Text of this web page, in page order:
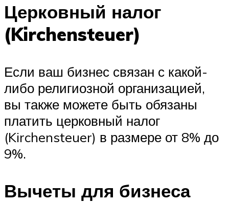
Церковный налог
(Kirchensteuer)
Если ваш бизнес связан с какой-
либо религиозной организацией,
вы также можете быть обязаны
платить церковный налог
(Kirchensteuer) в размере от 8% до
9%.
Вычеты для бизнеса